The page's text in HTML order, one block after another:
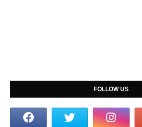
FOLLOW US